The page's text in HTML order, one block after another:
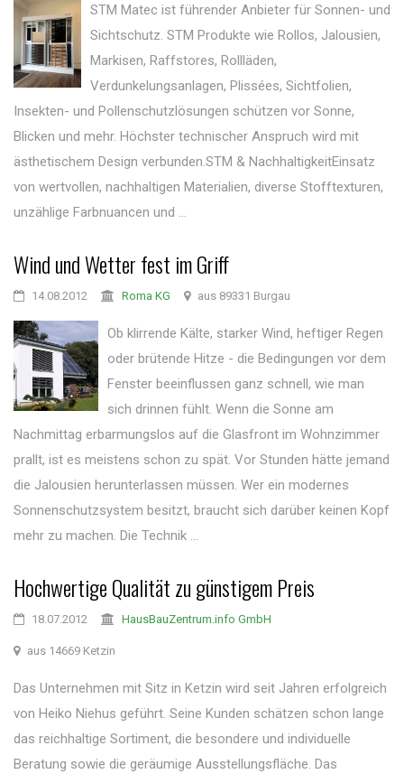
STM Matec ist führender Anbieter für Sonnen- und
Sichtschutz. STM Produkte wie Rollos, Jalousien,
Markisen, Raffstores, Rollläden,
Verdunkelungsanlagen, Plissées, Sichtfolien,
Insekten- und Pollenschutzlösungen schützen vor Sonne,
Blicken und mehr. Höchster technischer Anspruch wird mit
ästhetischem Design verbunden.STM & NachhaltigkeitEinsatz
von wertvollen, nachhaltigen Materialien, diverse Stofftexturen,
unzählige Farbnuancen und ...
Wind und Wetter fest im Griff
14.08.2012 Roma KG aus 89331 Burgau
Ob klirrende Kälte, starker Wind, heftiger Regen
oder brütende Hitze - die Bedingungen vor dem
Fenster beeinflussen ganz schnell, wie man
sich drinnen fühlt. Wenn die Sonne am
Nachmittag erbarmungslos auf die Glasfront im Wohnzimmer
prallt, ist es meistens schon zu spät. Vor Stunden hätte jemand
die Jalousien herunterlassen müssen. Wer ein modernes
Sonnenschutzsystem besitzt, braucht sich darüber keinen Kopf
mehr zu machen. Die Technik ...
Hochwertige Qualität zu günstigem Preis
18.07.2012 HausBauZentrum.info GmbH
aus 14669 Ketzin
Das Unternehmen mit Sitz in Ketzin wird seit Jahren erfolgreich
von Heiko Niehus geführt. Seine Kunden schätzen schon lange
das reichhaltige Sortiment, die besondere und individuelle
Beratung sowie die geräumige Ausstellungsfläche. Das